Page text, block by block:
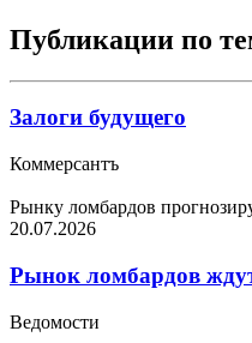
Публикации по
Залоги будущего
Коммерсантъ
Рынку ломбардов
20.07.2026
Рынок ломбардов
Ведомости